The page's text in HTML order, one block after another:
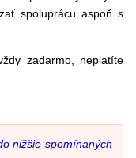
spoluprácu aspoň s
zadarmo, neplatíte
nižšie spomínaných